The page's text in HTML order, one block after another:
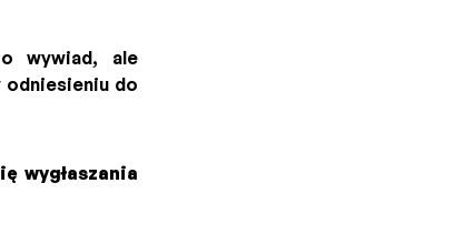
wywiad, ale
odniesieniu do
wygłaszania